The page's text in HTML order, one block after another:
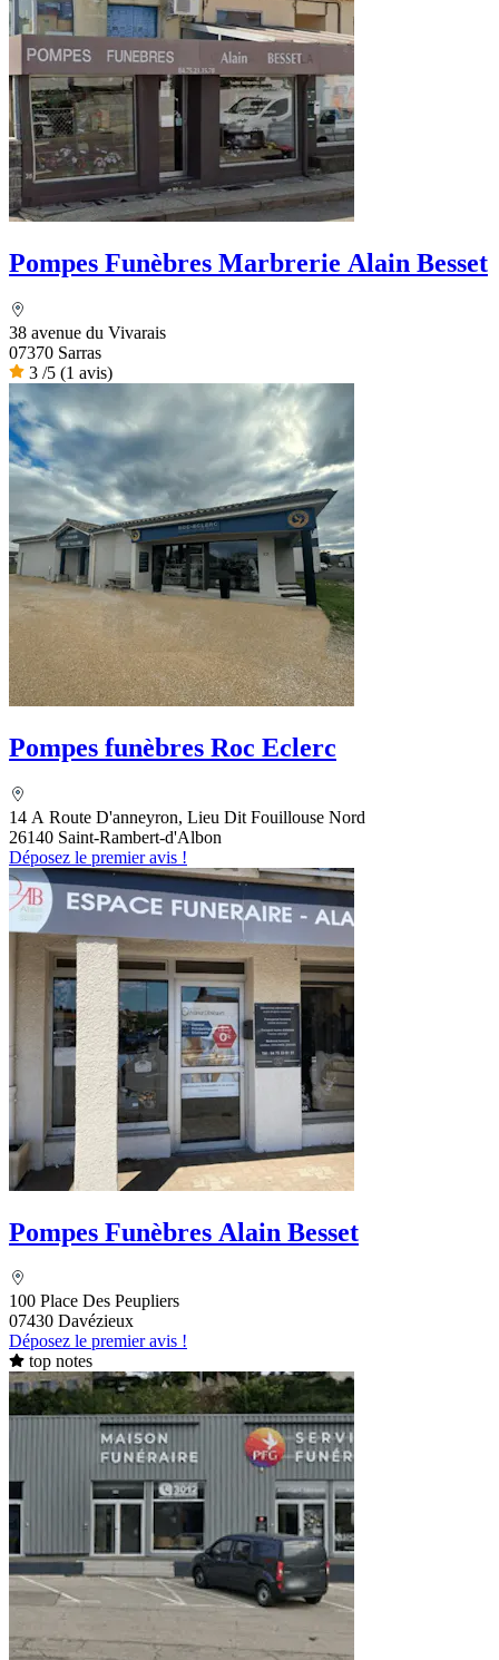
Pompes Funèbres Marbrerie Alain Besset
38 avenue du Vivarais
07370 Sarras
3 /5 (1 avis)
Pompes funèbres Roc Eclerc
14 A Route D'anneyron, Lieu Dit Fouillouse Nord
26140 Saint-Rambert-d'Albon
Déposez le premier avis !
Pompes Funèbres Alain Besset
100 Place Des Peupliers
07430 Davézieux
Déposez le premier avis !
top notes